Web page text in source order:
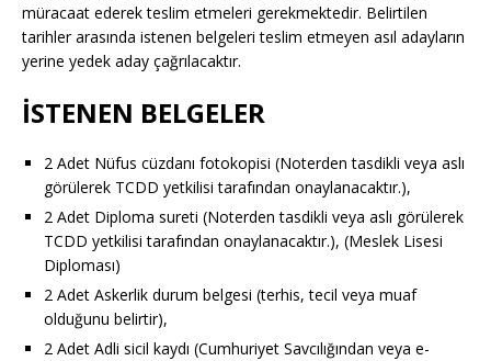
müracaat ederek teslim etmeleri gerekmektedir. Belirtilen
tarihler arasında istenen belgeleri teslim etmeyen asıl adayların
yerine yedek aday çağrılacaktır.
İSTENEN BELGELER
2 Adet Nüfus cüzdanı fotokopisi (Noterden tasdikli veya aslı
görülerek TCDD yetkilisi tarafından onaylanacaktır.),
2 Adet Diploma sureti (Noterden tasdikli veya aslı görülerek
TCDD yetkilisi tarafından onaylanacaktır.), (Meslek Lisesi
Diploması)
2 Adet Askerlik durum belgesi (terhis, tecil veya muaf
olduğunu belirtir),
2 Adet Adli sicil kaydı (Cumhuriyet Savcılığından veya e-